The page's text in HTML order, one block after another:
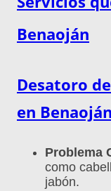
Benaoján
Desatoro
en Benaoján
Problema
como
jabón.